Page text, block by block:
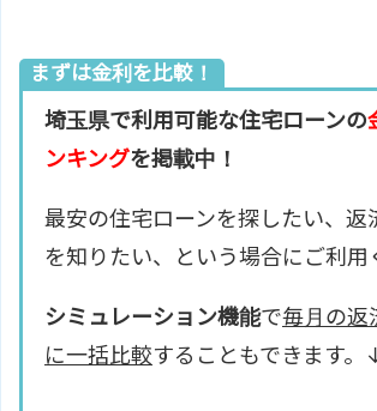
まずは金利を比較！
埼玉県で利用可能な住宅ローンの
ンキングを掲載中！
最安の住宅ローンを探したい、返
を知りたい、という場合にご利用
シミュレーション機能で毎月の返
に一括比較することもできます